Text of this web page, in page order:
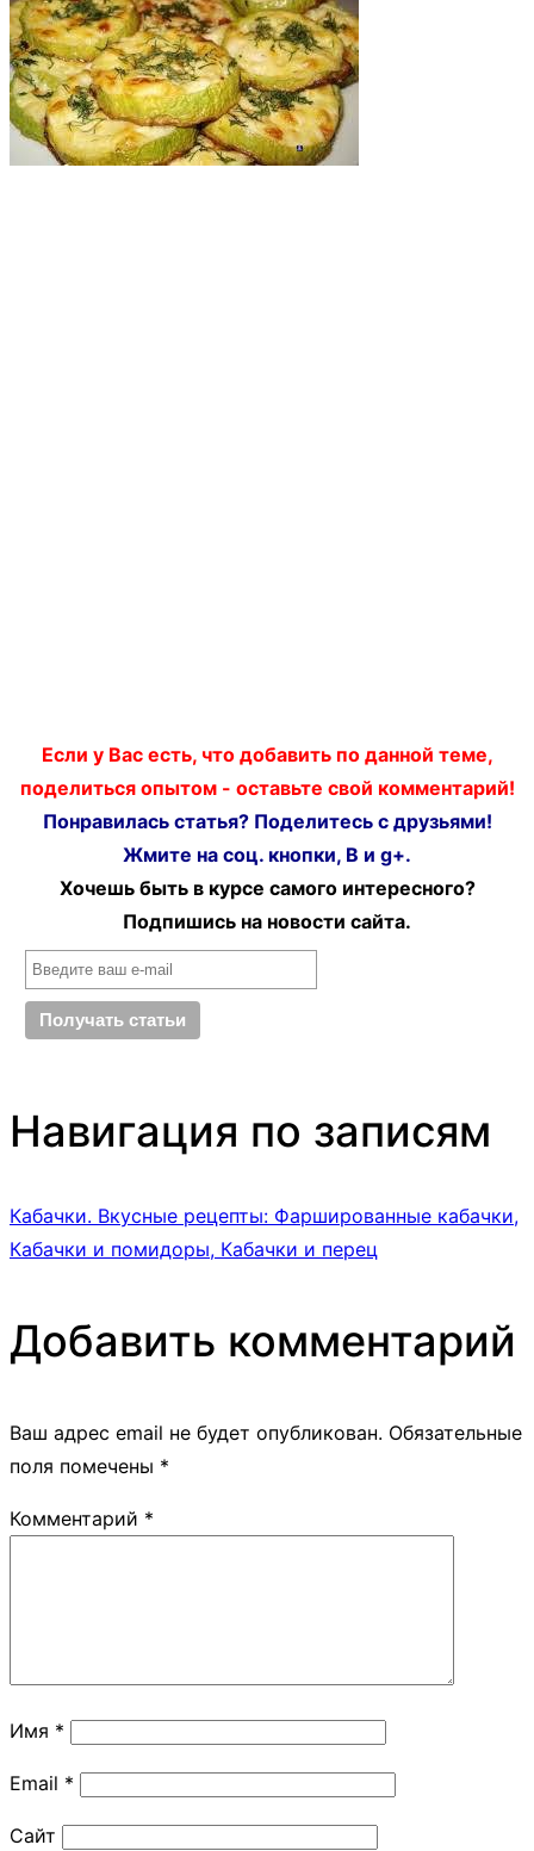
Если у Вас есть, что добавить по данной теме,
поделиться опытом - оставьте свой комментарий!
Понравилась статья? Поделитесь с друзьями!
Жмите на соц. кнопки, В и g+.
Хочешь быть в курсе самого интересного?
Подпишись на новости сайта.
Навигация по записям
Кабачки. Вкусные рецепты: Фаршированные кабачки,
Кабачки и помидоры, Кабачки и перец
Добавить комментарий
Ваш адрес email не будет опубликован. Обязательные
поля помечены *
Комментарий *
Имя *
Email *
Сайт